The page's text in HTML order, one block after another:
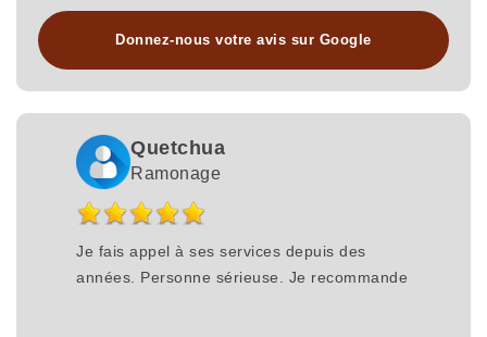
Donnez-nous votre avis sur Google
Quetchua
Ramonage
Je fais appel à ses services depuis des
années. Personne sérieuse. Je recommande